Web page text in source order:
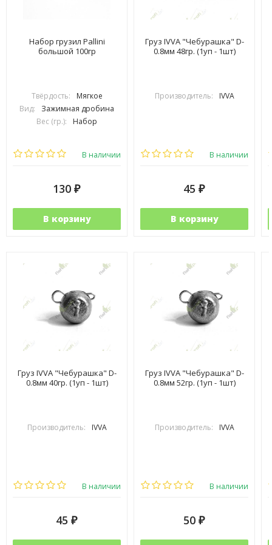
Набор грузил Pallini
большой 100гр
Твёрдость:
Мягкое
Вид:
Зажимная дробина
Вес (гр.):
Набор
В наличии
130 ₽
В корзину
Груз IVVA "Чебурашка" D-
0.8мм 48гр. (1уп - 1шт)
Производитель: IVVA
В наличии
45 ₽
В корзину
Груз IVVA "Чебурашка" D-
0.8мм 40гр. (1уп - 1шт)
Производитель: IVVA
В наличии
45 ₽
Груз IVVA "Чебурашка" D-
0.8мм 52гр. (1уп - 1шт)
Производитель: IVVA
В наличии
50 ₽